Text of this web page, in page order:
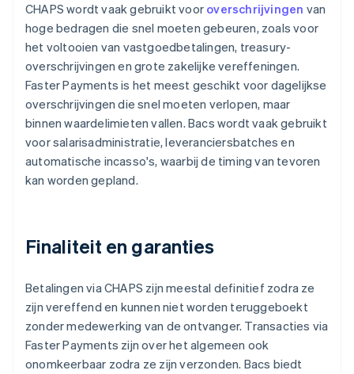
CHAPS wordt vaak gebruikt voor overschrijvingen van
hoge bedragen die snel moeten gebeuren, zoals voor
het voltooien van vastgoedbetalingen, treasury-
overschrijvingen en grote zakelijke vereffeningen.
Faster Payments is het meest geschikt voor dagelijkse
overschrijvingen die snel moeten verlopen, maar
binnen waardelimieten vallen. Bacs wordt vaak gebruikt
voor salarisadministratie, leveranciersbatches en
automatische incasso's, waarbij de timing van tevoren
kan worden gepland.
Finaliteit en garanties
Betalingen via CHAPS zijn meestal definitief zodra ze
zijn vereffend en kunnen niet worden teruggeboekt
zonder medewerking van de ontvanger. Transacties via
Faster Payments zijn over het algemeen ook
onomkeerbaar zodra ze zijn verzonden. Bacs biedt